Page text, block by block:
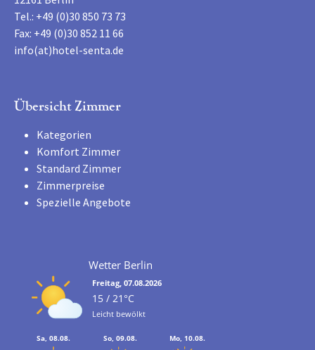
Tel.: +49 (0)30 850 73 73
Fax: +49 (0)30 852 11 66
info(at)hotel-senta.de
Übersicht Zimmer
Kategorien
Komfort Zimmer
Standard Zimmer
Zimmerpreise
Spezielle Angebote
Wetter Berlin
Freitag, 07.08.2026
15 / 21°C
Leicht bewölkt
Sa, 08.08. So, 09.08. Mo, 10.08.